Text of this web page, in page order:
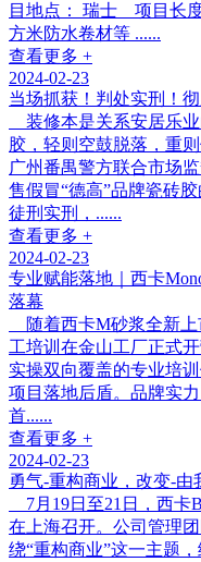
目地点： 瑞士 项目长
方米防水卷材等 ......
查看更多 +
2024-02-23
当场抓获！判处实刑！彻
装修本是关系安居乐
胶，轻则空鼓脱落，重
广州番禺警方联合市场
售假冒“德高”品牌瓷砖
徒刑实刑，......
查看更多 +
2024-02-23
专业赋能落地｜西卡
落幕
随着西卡M砂浆全新上
工培训在金山工厂正式
实操双向覆盖的专业培
项目落地后盾。品牌实
首......
查看更多 +
2024-02-23
勇气-重构商业，改变-由
7月19日至21日，西卡
在上海召开。公司管理
绕“重构商业”这一主题